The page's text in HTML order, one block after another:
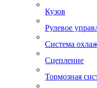
Кузов
Рулевое
Система
Сцепление
Тормозная